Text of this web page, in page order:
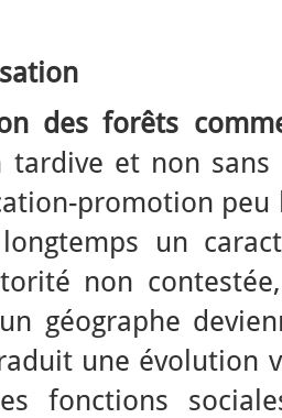
des forêts
tardive et non
promotion
un
non
géographe
une évolution
fonctions